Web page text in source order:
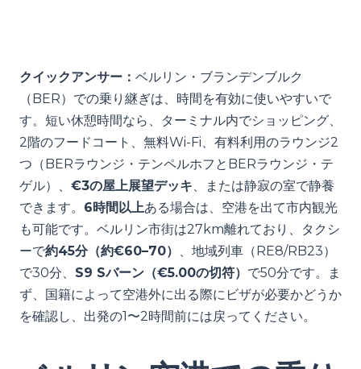
クイックアンサー： ベルリン・ブランデンブルク
（BER）での乗り継ぎは、時間を有効に使いやすいで
す。短い休憩時間なら、ターミナル内でショッピング、
2階のフードコート、無料Wi-Fi、有料利用のラウンジ2
つ（BERラウンジ・テンペルホフとBERラウンジ・テ
ゲル）、 €3の屋上展望デッキ、または静寂の室で静養
できます。 6時間以上ある場合は、空港を出て市内観光
も可能です。ベルリン市街は27km離れており、タクシ
ーで約45分（約€60–70） 、地域列車（RE8/RB23）
で30分、 S9 Sバーン（€5.00の切符） で50分です。ま
ず、国籍によって空港外に出る際にビザが必要かどうか
を確認し、出発の1〜2時間前には戻ってください。